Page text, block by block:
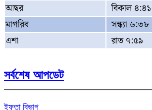
আছর
বিকাল ৪:৪১
মাগরিব
সন্ধ্যা ৬:৩৮
এশা
রাত ৭:৫৯
সর্বশেষ আপডেট
ইফতা বিভাগ